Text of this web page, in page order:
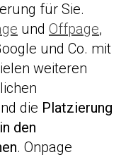
für Sie.
und Offpage,
und Co. mit
weiteren
die Platzierung
in den
. Onpage